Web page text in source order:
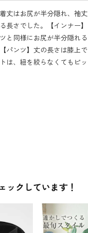
着丈はお尻が半分隠れ、袖丈
長さでした。【インナー】
と同様にお尻が半分隠れる
パンツ】丈の長さは膝上で
は、紐を絞らなくてもピッ
ックしています！